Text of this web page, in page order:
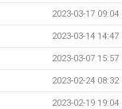
2023-03-17 09:04
2023-03-14 14:47
2023-03-07 15:57
2023-02-24 08:32
2023-02-19 19:04